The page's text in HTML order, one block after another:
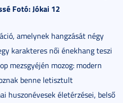
Fotó: Jókai 12
amelynek hangzását négy
karakteres női énekhang teszi
mezsgyéjén mozog: modern
benne letisztult
huszonévesek életérzései, belső